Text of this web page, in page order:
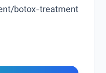
botox-treatment/